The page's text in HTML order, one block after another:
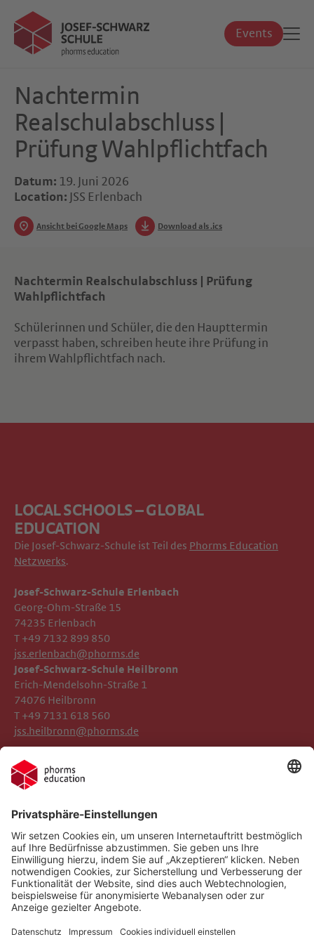
Events
Nachtermin
Realschulabschluss |
Prüfung Wahlpflichtfach
Datum: 19. Juni 2026
Location: JSS Erlenbach
Ansicht bei Google Maps Download als .ics
Nachtermin Realschulabschluss | Prüfung
Wahlpflichtfach
Schülerinnen und Schüler, die den Haupttermin
verpasst haben, schreiben heute ihre Prüfung in
ihrem Wahlpflichtfach nach.
LOCAL SCHOOLS – GLOBAL
EDUCATION
Die Josef-Schwarz-Schule ist Teil des Phorms Education
Netzwerks.
Josef-Schwarz-Schule Erlenbach
Georg-Ohm-Straße 15
74235 Erlenbach
T +49 7132 899 850
jss.erlenbach@phorms.de
Datenschutz
Gender-Hinweis
Compliance
Social Media Netiquette
Cookie-Einstellungen
Implementierte Technologien
Josef-Schwarz-Schule Heilbronn
Erich-Mendelsohn-Straße 1
74076 Heilbronn
T +49 7131 618 560
jss.heilbronn@phorms.de
Follow us on